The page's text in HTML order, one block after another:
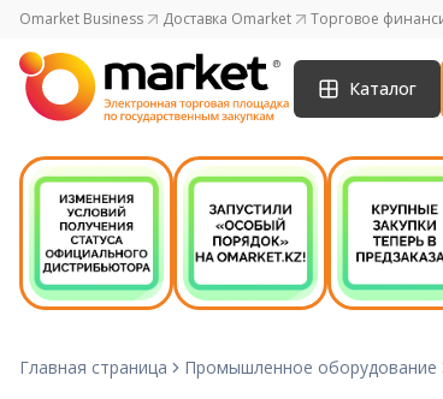
Omarket Business Доставка Omarket Торговое
Каталог
Главная страница Промышленное оборудование